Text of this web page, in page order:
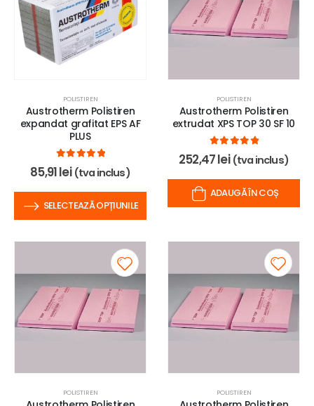
POLISTIREN
Austrotherm Polistiren
expandat grafitat EPS AF
PLUS
0 out of 5
85,91lei (tva inclus)
SELECTEAZĂ OPȚIUNILE
POLISTIREN
Austrotherm Polistiren
extrudat XPS TOP 30 SF 10
0 out of 5
252,47lei (tva inclus)
ADAUGĂ ÎN COȘ
POLISTIREN POLISTIREN